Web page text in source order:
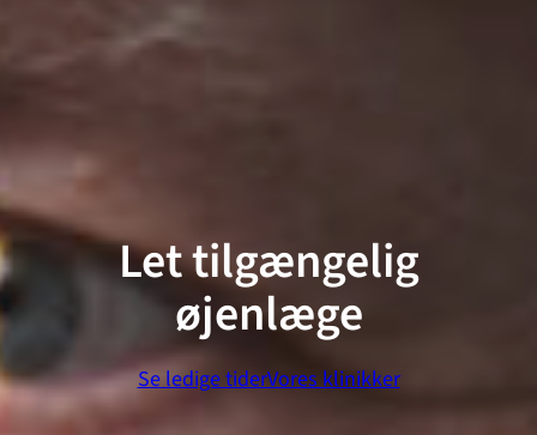
Let tilgængelig
øjenlæge
Se ledige tiderVores klinikker